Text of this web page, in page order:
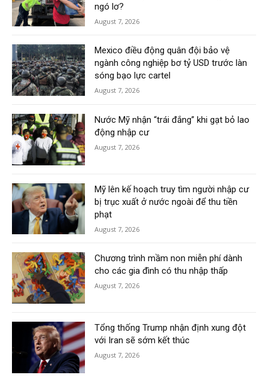
ngó lơ?
August 7, 2026
Mexico điều động quân đội bảo vệ
ngành công nghiệp bơ tỷ USD trước làn
sóng bạo lực cartel
August 7, 2026
Nước Mỹ nhận “trái đắng” khi gạt bỏ lao
động nhập cư
August 7, 2026
Mỹ lên kế hoạch truy tìm người nhập cư
bị trục xuất ở nước ngoài để thu tiền
phạt
August 7, 2026
Chương trình mầm non miễn phí dành
cho các gia đình có thu nhập thấp
August 7, 2026
Tổng thống Trump nhận định xung đột
với Iran sẽ sớm kết thúc
August 7, 2026